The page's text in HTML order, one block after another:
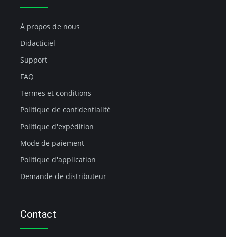
À propos de nous
Didacticiel
Support
FAQ
Termes et conditions
Politique de confidentialité
Politique d'expédition
Mode de paiement
Politique d'application
Demande de distributeur
Contact